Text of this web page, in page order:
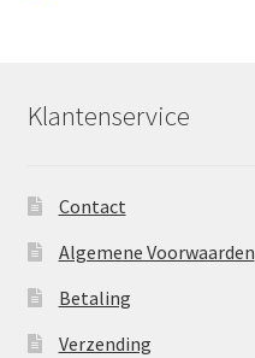
Klantenservice
Contact
Algemene Voorwaarden
Betaling
Verzending